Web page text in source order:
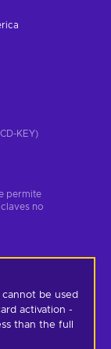
KEY)
permite
no
be used
activation -
than the full